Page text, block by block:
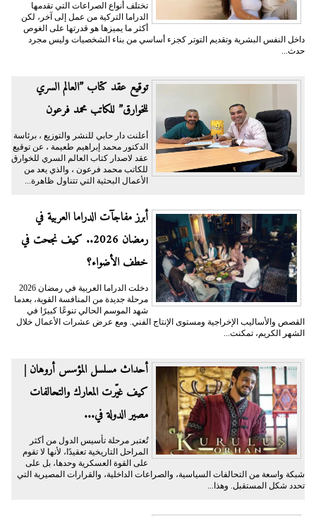
تختلف أنواع الصراعات التي تقدمها
الدراما التركية من عمل إلى آخر، لكن
أكثر ما يميزها هو قدرتها على الغوص
داخل النفس البشرية وتقديم التوتر كجزء أساسي من بناء الشخصيات وليس مجرد
حدث...
توقيع عقد كتاب ”العالم السري
للخوارق” للكاتب محمد فرعون
أعلنت دار حابي للنشر والتوزيع ، برئاسة
الدكتور محمد إبراهيم طعيمة ، عن توقيع
عقد لاصدار كتاب العالم السري للخوارق
للكاتب محمد فرعون ، والذي يعد من
الأعمال البحثية التي تتناول ظاهرة...
أبرز مفاجآت الدراما العربية في
رمضان 2026.. كيف نجحت في
خطف الأضواء؟
دخلت الدراما العربية في رمضان 2026
مرحلة جديدة من المنافسة القوية، بعدما
شهد الموسم الحالي تنوعًا كبيرًا في
القصص والأساليب الإخراجية ومستوى الإنتاج الفني. ومع عرض عشرات الأعمال خلال
الشهر الكريم، تمكنت...
أحداث مسلسل المؤسس أروهان |
كيف غيّرت المعارك والتحالفات
مصير الدولة في...
تُعتبر مرحلة تأسيس الدول من أكثر
المراحل التاريخية تعقيدًا، لأنها لا تقوم
على القوة العسكرية وحدها، بل على
شبكة واسعة من التحالفات السياسية، والصراعات الداخلية، والقرارات المصيرية التي
تحدد شكل المستقبل. وهذا...